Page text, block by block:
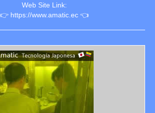
Web Site Link:
👉 https://www.amatic.ec 👈